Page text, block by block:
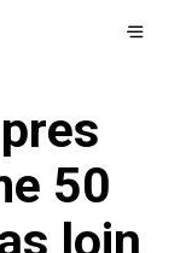
50
loin